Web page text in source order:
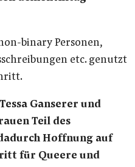
binary Personen,
etc. genutzt
Ganserer und
Teil des
Hoffnung auf
für Queere und